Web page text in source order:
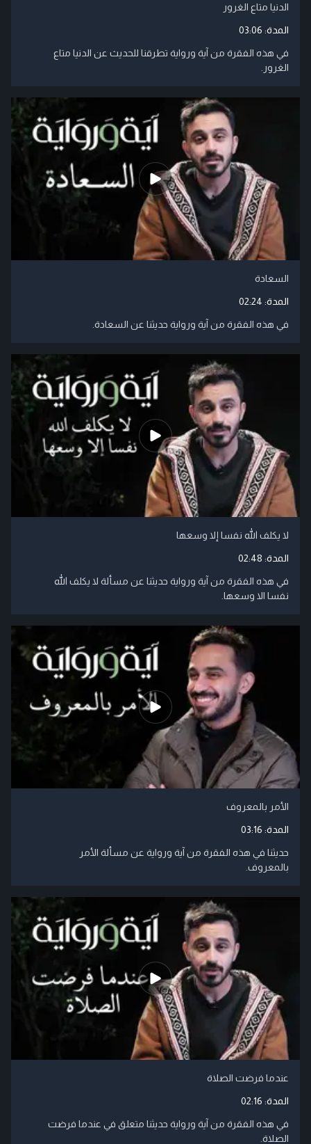
الدنيا متاع الغرور
المدة: 03:06
في هذه الفقرة من آية ورواية تطرقنا للحديث عن الدنيا متاع
الغرور.
السعادة
المدة: 02:24
في هذه الفقرة من آية ورواية حديثنا عن السعادة.
لا يكلف الله نفسا إلا وسعها
المدة: 02:48
في هذه الفقرة من آية ورواية حديثنا عن مسألة لا يكلف الله
نفسا الا وسعها.
الأمر بالمعروف
المدة: 03:16
حديثنا في هذه الفقرة من آية ورواية عن مسألة الأمر
بالمعروف.
عندما فرضت الصلاة
المدة: 02:16
في هذه الفقرة من آية ورواية حديثنا متعلق في عندما فرضت
الصلاة.